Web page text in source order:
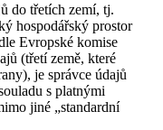
do třetích zemí, tj.
hospodářský prostor
Evropské komise
(třetí země, které
je správce údajů
s platnými
jiné „standardní